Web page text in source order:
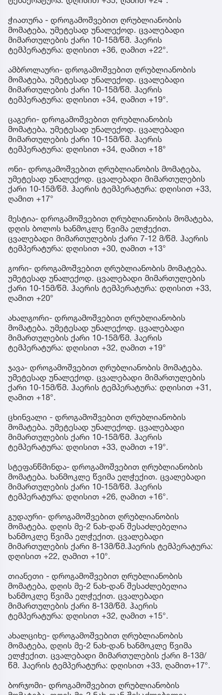
ჭიათურა - დროგამოშვებით ღრუბლიანობის
მომატება, უმეტესად უნალექოდ. ცვალებადი
მიმართულების ქარი 10-15მ/წმ. ჰაერის
ტემპერატურა: დღისით +36, ღამით +22°.
ამბროლაური- დროგამოშვებით ღრუბლიანობის
მომატება, უმეტესად უნალექოდ. ცვალებადი
მიმართულების ქარი 10-15მ/წმ. ჰაერის
ტემპერატურა: დღისით +34, ღამით +19°.
ცაგერი- დროგამოშვებით ღრუბლიანობის
მომატება, უმეტესად უნალექოდ. ცვალებადი
მიმართულების ქარი 10-15მ/წმ. ჰაერის
ტემპერატურა: დღისით +34, ღამით +18°
ონი- დროგამოშვებით ღრუბლიანობის მომატება,
უმეტესად უნალექოდ. ცვალებადი მიმართულების
ქარი 10-15მ/წმ. ჰაერის ტემპერატურა: დღისით +33,
ღამით +17°
მესტია- დროგამოშვებით ღრუბლიანობის მომატება,
დღის ბოლოს ხანმოკლე წვიმა ელჭექით.
ცვალებადი მიმართულების ქარი 7-12 მ/წმ. ჰაერის
ტემპერატურა: დღისით +30, ღამით +13°
გორი- დროგამოშვებით ღრუბლიანობის მომატება.
უმეტესად უნალექოდ. ცვალებადი მიმართულების
ქარი 10-15მ/წმ. ჰაერის ტემპერატურა: დღისით +33,
ღამით +20°
ახალგორი- დროგამოშვებით ღრუბლიანობის
მომატება. უმეტესად უნალექოდ. ცვალებადი
მიმართულების ქარი 10-15მ/წმ. ჰაერის
ტემპერატურა: დღისით +32, ღამით +19°
ჯავა- დროგამოშვებით ღრუბლიანობის მომატება.
უმეტესად უნალექოდ. ცვალებადი მიმართულების
ქარი 10-15მ/წმ. ჰაერის ტემპერატურა: დღისით +31,
ღამით +18°.
ცხინვალი - დროგამოშვებით ღრუბლიანობის
მომატება. უმეტესად უნალექოდ. ცვალებადი
მიმართულების ქარი 10-15მ/წმ. ჰაერის
ტემპერატურა: დღისით +33, ღამით +19°.
სტეფანწმინდა- დროგამოშვებით ღრუბლიანობის
მომატება. ხანმოკლე წვიმა ელჭექით. ცვალებადი
მიმართულების ქარი 10-15მ/წმ. ჰაერის
ტემპერატურა: დღისით +26, ღამით +16°.
გუდაური- დროგამოშვებით ღრუბლიანობის
მომატება. დღის მე-2 ნახ-დან შესაძლებელია
ხანმოკლე წვიმა ელჭექით. ცვალებადი
მიმართულების ქარი 8-13მ/წმ.ჰაერის ტემპერატურა:
დღისით +22, ღამით +10°.
თიანეთი - დროგამოშვებით ღრუბლიანობის
მომატება, დღის მე-2 ნახ-დან შესაძლებელია
ხანმოკლე წვიმა ელჭექით. ცვალებადი
მიმართულების ქარი 8-13მ/წმ. ჰაერის
ტემპერატურა: დღისით +32, ღამით +15°.
ახალციხე- დროგამოშვებით ღრუბლიანობის
მომატება, დღის მე-2 ნახ-დან ხანმოკლე წვიმა
ელჭექით. ცვალებადი მიმართულების ქარი 8-13მ/
წმ. ჰაერის ტემპერატურა: დღისით +33, ღამით+17°.
ბორჯომი- დროგამოშვებით ღრუბლიანობის